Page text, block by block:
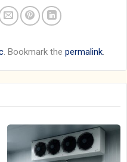
. Bookmark the permalink.